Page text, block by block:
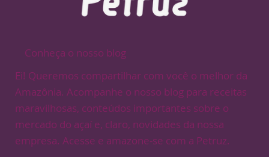
Conheça o nosso blog
Ei! Queremos compartilhar com você o melhor da
Amazônia. Acompanhe o nosso blog para receitas
maravilhosas, conteúdos importantes sobre o
mercado do açaí e, claro, novidades da nossa
empresa. Acesse e amazone-se com a Petruz.